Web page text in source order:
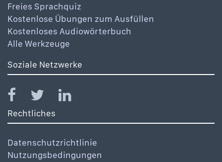
Freies Sprachquiz
Kostenlose Übungen zum Ausfüllen
Kostenloses Audiowörterbuch
Alle Werkzeuge
Soziale Netzwerke
Rechtliches
Datenschutzrichtlinie
Nutzungsbedingungen